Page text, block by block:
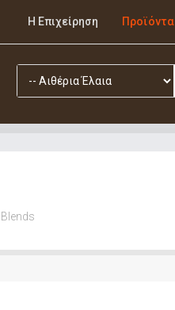
Η Επιχείρηση Προϊόντα